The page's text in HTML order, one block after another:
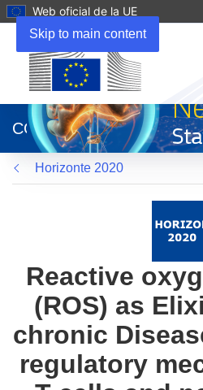
Skip to main content
Web oficial de la UE
abrirá
en
una
nueva
ventana)
CORDIS
Horizonte 2020
Reactive
(ROS) as
chronic
regulatory